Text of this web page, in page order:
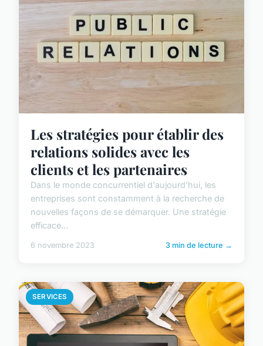
Les stratégies pour établir des
relations solides avec les
clients et les partenaires
Dans le monde concurrentiel d'aujourd'hui, les
entreprises sont constamment à la recherche de
nouvelles façons de se démarquer. Une stratégie
efficace...
6 novembre 2023 3 min de lecture →
SERVICES